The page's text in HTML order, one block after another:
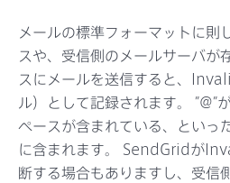
導入事例
お役立ち情報
ドキュメント
サポート
メールの標準フォーマットに則
スや、受信側のメールサーバが
スにメールを送信すると、
ル）として記録されます。 ”@”
ペースが含まれている、といっ
に含まれます。 SendGridが
断する場合もありますし、受信